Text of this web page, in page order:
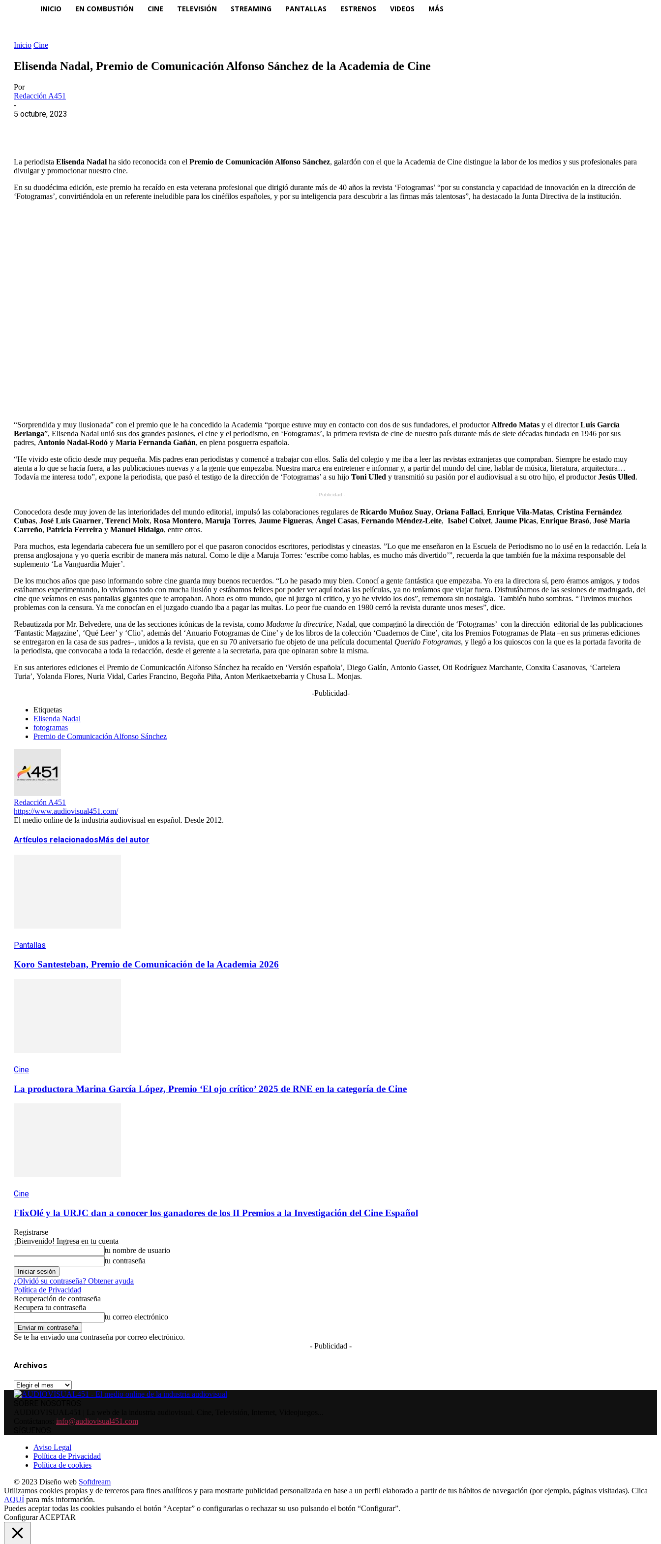
INICIO EN COMBUSTIÓN CINE TELEVISIÓN STREAMING PANTALLAS ESTRENOS VIDEOS MÁS
Inicio Cine
Elisenda Nadal, Premio de Comunicación Alfonso Sánchez de la Academia de Cine
Por
Redacción A451
-
5 octubre, 2023
La periodista Elisenda Nadal ha sido reconocida con el Premio de Comunicación Alfonso Sánchez, galardón con el que la Academia de Cine distingue la labor de los medios y sus profesionales para
divulgar y promocionar nuestro cine.
En su duodécima edición, este premio ha recaído en esta veterana profesional que dirigió durante más de 40 años la revista ‘Fotogramas’ “por su constancia y capacidad de innovación en la dirección de
‘Fotogramas’, convirtiéndola en un referente ineludible para los cinéfilos españoles, y por su inteligencia para descubrir a las firmas más talentosas”, ha destacado la Junta Directiva de la institución.
“Sorprendida y muy ilusionada” con el premio que le ha concedido la Academia “porque estuve muy en contacto con dos de sus fundadores, el productor Alfredo Matas y el directorLuis García
Berlanga”, Elisenda Nadal unió sus dos grandes pasiones, el cine y el periodismo, en ‘Fotogramas’, la primera revista de cine de nuestro país durante más de siete décadas fundada en 1946 por sus
padres, Antonio Nadal-Rodó y María Fernanda Gañán, en plena posguerra española.
“He vivido este oficio desde muy pequeña. Mis padres eran periodistas y comencé a trabajar con ellos. Salía del colegio y me iba a leer las revistas extranjeras que compraban. Siempre he estado muy
atenta a lo que se hacía fuera, a las publicaciones nuevas y a la gente que empezaba. Nuestra marca era entretener e informar y, a partir del mundo del cine, hablar de música, literatura, arquitectura…
Todavía me interesa todo”, expone la periodista, que pasó el testigo de la dirección de ‘Fotogramas’ a su hijo Toni Ulled y transmitió su pasión por el audiovisual a su otro hijo, el productorJesús Ulled.
- Publicidad -
Conocedora desde muy joven de las interioridades del mundo editorial, impulsó las colaboraciones regulares de Ricardo Muñoz Suay, Oriana Fallaci, Enrique Vila-Matas, Cristina Fernández
Cubas, José Luis Guarner, Terenci Moix, Rosa Montero, Maruja Torres, Jaume Figueras, Ángel Casas, Fernando Méndez-Leite, Isabel Coixet, Jaume Picas, Enrique Brasó, José María
Carreño, Patricia Ferreira y Manuel Hidalgo, entre otros.
Para muchos, esta legendaria cabecera fue un semillero por el que pasaron conocidos escritores, periodistas y cineastas. ”Lo que me enseñaron en la Escuela de Periodismo no lo usé en la redacción. Leía la
prensa anglosajona y yo quería escribir de manera más natural. Como le dije a Maruja Torres: ‘escribe como hablas, es mucho más divertido’”, recuerda la que también fue la máxima responsable del
suplemento ‘La Vanguardia Mujer’.
De los muchos años que paso informando sobre cine guarda muy buenos recuerdos. “Lo he pasado muy bien. Conocí a gente fantástica que empezaba. Yo era la directora sí, pero éramos amigos, y todos
estábamos experimentando, lo vivíamos todo con mucha ilusión y estábamos felices por poder ver aquí todas las películas, ya no teníamos que viajar fuera. Disfrutábamos de las sesiones de madrugada, del
cine que veíamos en esas pantallas gigantes que te arropaban. Ahora es otro mundo, que ni juzgo ni critico, y yo he vivido los dos”, rememora sin nostalgia. También hubo sombras. “Tuvimos muchos
problemas con la censura. Ya me conocían en el juzgado cuando iba a pagar las multas. Lo peor fue cuando en 1980 cerró la revista durante unos meses”, dice.
Rebautizada por Mr. Belvedere, una de las secciones icónicas de la revista, como Madame la directrice, Nadal, que compaginó la dirección de ‘Fotogramas’ con la dirección editorial de las publicaciones
‘Fantastic Magazine’, ‘Qué Leer’ y ‘Clio’, además del ‘Anuario Fotogramas de Cine’ y de los libros de la colección ‘Cuadernos de Cine’, cita los Premios Fotogramas de Plata –en sus primeras ediciones
se entregaron en la casa de sus padres–, unidos a la revista, que en su 70 aniversario fue objeto de una película documental Querido Fotogramas, y llegó a los quioscos con la que es la portada favorita de
la periodista, que convocaba a toda la redacción, desde el gerente a la secretaria, para que opinaran sobre la misma.
En sus anteriores ediciones el Premio de Comunicación Alfonso Sánchez ha recaído en ‘Versión española’, Diego Galán, Antonio Gasset, Oti Rodríguez Marchante, Conxita Casanovas, ‘Cartelera
Turia’, Yolanda Flores, Nuria Vidal, Carles Francino, Begoña Piña, Anton Merikaetxebarria y Chusa L. Monjas.
-Publicidad-
Etiquetas
Elisenda Nadal
fotogramas
Premio de Comunicación Alfonso Sánchez
Redacción A451
https://www.audiovisual451.com/
El medio online de la industria audiovisual en español. Desde 2012.
Artículos relacionadosMás del autor
Pantallas
Koro Santesteban, Premio de Comunicación de la Academia 2026
Cine
La productora Marina García López, Premio ‘El ojo crítico’ 2025 de RNE en la categoría de Cine
Cine
FlixOlé y la URJC dan a conocer los ganadores de los II Premios a la Investigación del Cine Español
Registrarse
¡Bienvenido! Ingresa en tu cuenta
tu nombre de usuario
tu contraseña
¿Olvidó su contraseña? Obtener ayuda
Política de Privacidad
Recuperación de contraseña
Recupera tu contraseña
tu correo electrónico
Se te ha enviado una contraseña por correo electrónico.
- Publicidad -
Archivos
Archivos
info@audiovisual451.com
Aviso Legal
Política de Privacidad
Política de cookies
© 2023 Diseño web Softdream
Utilizamos cookies propias y de terceros para fines analíticos y para mostrarte publicidad personalizada en base a un perfil elaborado a partir de tus hábitos de navegación (por ejemplo, páginas visitadas). Clica
AQUÍ para más información.
Puedes aceptar todas las cookies pulsando el botón “Aceptar” o configurarlas o rechazar su uso pulsando el botón “Configurar”.
Configurar ACEPTAR